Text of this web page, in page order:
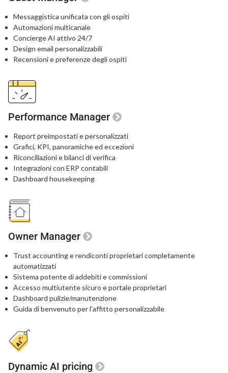
Messaggistica unificata con gli ospiti
Automazioni multicanale
Concierge AI attivo 24/7
Design email personalizzabili
Recensioni e preferenze degli ospiti
Performance Manager
Report preimpostati e personalizzati
Grafici, KPI, panoramiche ed eccezioni
Riconciliazioni e bilanci di verifica
Integrazioni con ERP contabili
Dashboard housekeeping
Owner Manager
Trust accounting e rendiconti proprietaricompletamente
automatizzati
Sistema potente di addebiti e commissioni
Accesso multiutente sicuro e portale proprietari
Dashboard pulizie/manutenzione
Guida di benvenuto per l’affitto personalizzabile
Dynamic AI pricing